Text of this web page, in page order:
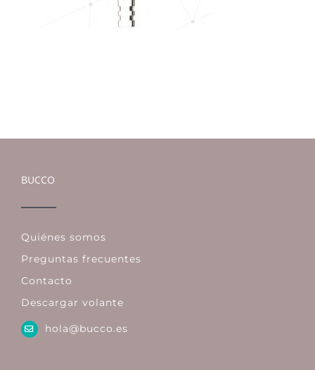
BUCCO
Quiénes somos
Preguntas frecuentes
Contacto
Descargar volante
hola@bucco.es